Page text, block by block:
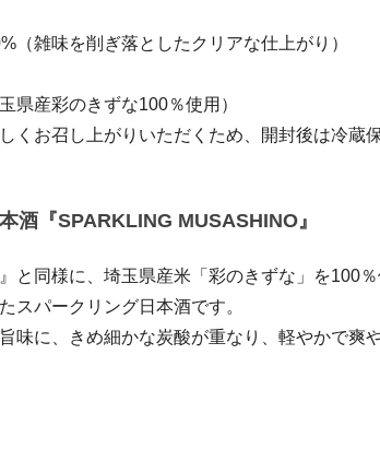
（雑味を削ぎ落としたクリアな仕上がり）
県産彩のきずな100％使用）
くお召し上がりいただくため、開封後は冷蔵
酒『SPARKLING MUSASHINO』
と同様に、埼玉県産米「彩のきずな」を100
スパークリング日本酒です。
味に、きめ細かな炭酸が重なり、軽やかで爽